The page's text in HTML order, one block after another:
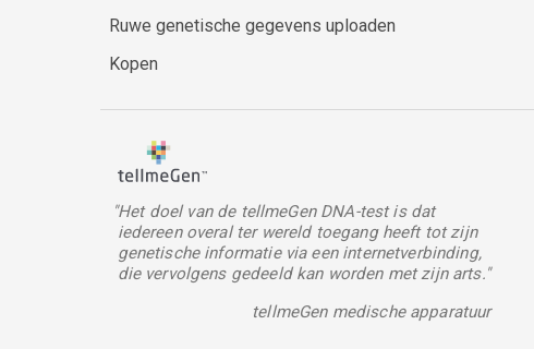
Ruwe genetische gegevens uploaden
Kopen
"Het doel van de tellmeGen DNA-test is dat
iedereen overal ter wereld toegang heeft tot zijn
genetische informatie via een internetverbinding,
die vervolgens gedeeld kan worden met zijn arts."
tellmeGen medische apparatuur